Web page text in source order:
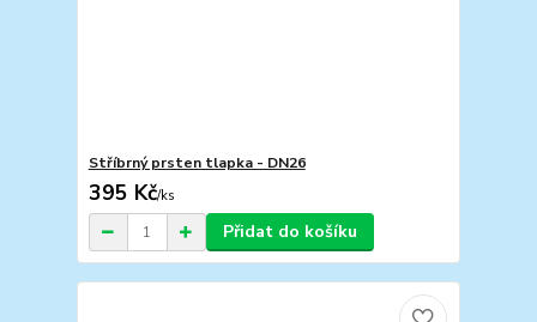
Stříbrný prsten tlapka - DN26
395 Kč/ks
Přidat do košíku